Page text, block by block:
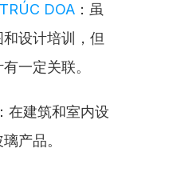
DOA ：虽
设计培训，但
一定关联。
：在建筑和室内设
产品。